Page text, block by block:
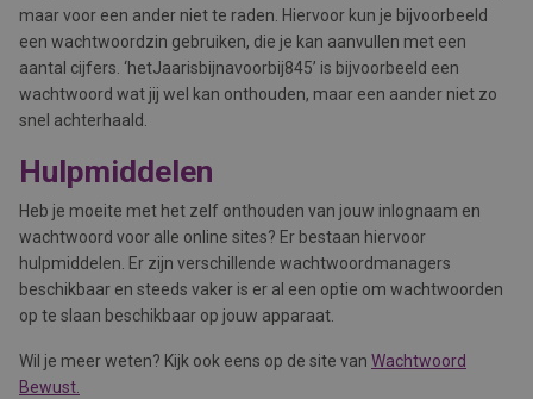
maar voor een ander niet te raden. Hiervoor kun je bijvoorbeeld
een wachtwoordzin gebruiken, die je kan aanvullen met een
aantal cijfers. ‘hetJaarisbijnavoorbij845’ is bijvoorbeeld een
wachtwoord wat jij wel kan onthouden, maar een aander niet zo
snel achterhaald.
Hulpmiddelen
Heb je moeite met het zelf onthouden van jouw inlognaam en
wachtwoord voor alle online sites? Er bestaan hiervoor
hulpmiddelen. Er zijn verschillende wachtwoordmanagers
beschikbaar en steeds vaker is er al een optie om wachtwoorden
op te slaan beschikbaar op jouw apparaat.
Wil je meer weten? Kijk ook eens op de site van Wachtwoord
Bewust.